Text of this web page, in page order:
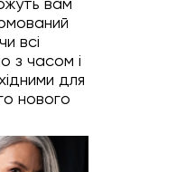
всі
з часом і
для
нового